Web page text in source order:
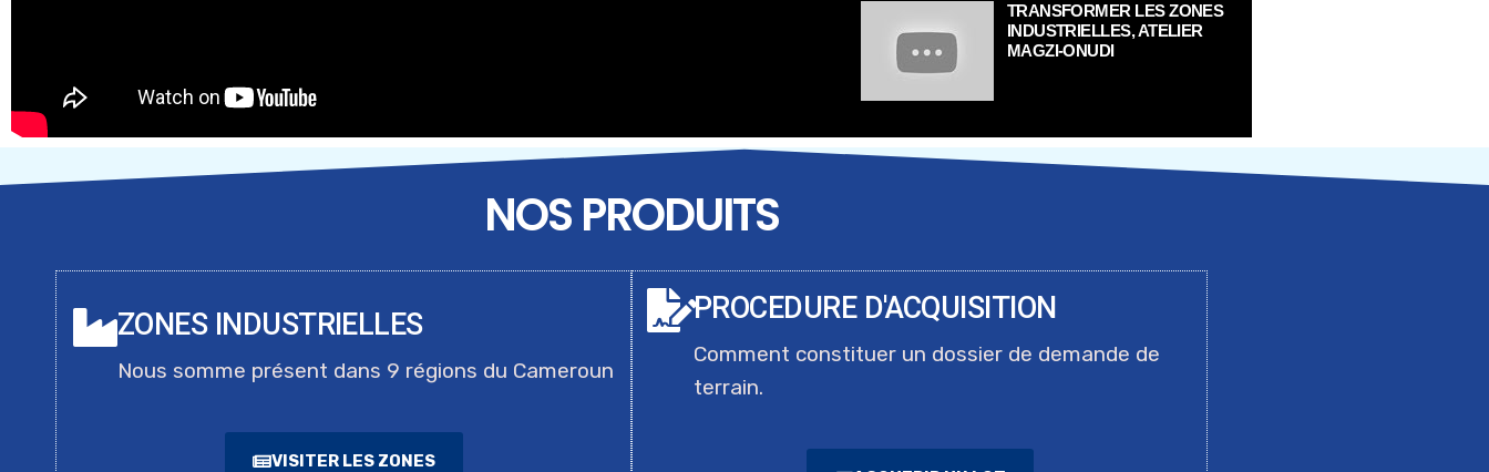
TRANSFORMER LES ZONES
INDUSTRIELLES, ATELIER
MAGZI-ONUDI
NOS PRODUITS
ZONES INDUSTRIELLES
Nous somme présent dans 9 régions du Cameroun
VISITER LES ZONES
PROCEDURE D'ACQUISITION
Comment constituer un dossier de demande de
terrain.